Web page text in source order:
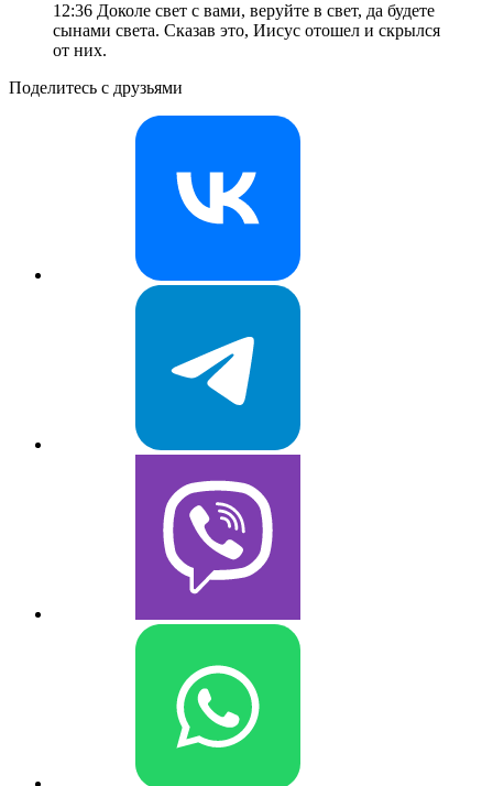
12:36 Доколе свет с вами, веруйте в свет, да будете
сынами света. Сказав это, Иисус отошел и скрылся
от них.
Поделитесь с друзьями